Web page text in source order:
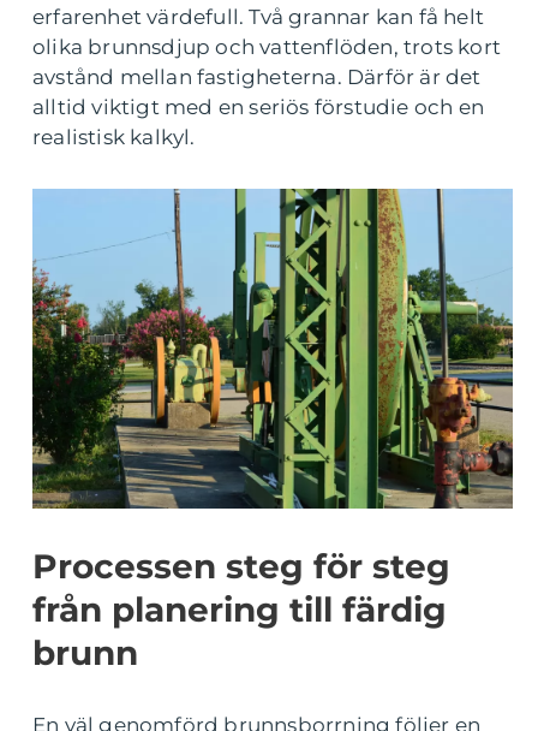
erfarenhet värdefull. Två grannar kan få helt
olika brunnsdjup och vattenflöden, trots kort
avstånd mellan fastigheterna. Därför är det
alltid viktigt med en seriös förstudie och en
realistisk kalkyl.
Processen steg för steg
från planering till färdig
brunn
En väl genomförd brunnsborrning följer en